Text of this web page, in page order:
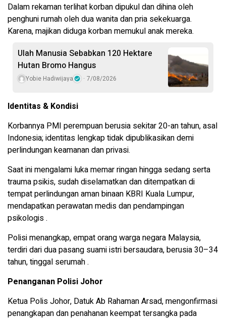
Dalam rekaman terlihat korban dipukul dan dihina oleh
penghuni rumah oleh dua wanita dan pria sekekuarga.
Karena, majikan diduga korban memukul anak mereka.
Ulah Manusia Sebabkan 120 Hektare
Hutan Bromo Hangus
Yobie Hadiwijaya 7/08/2026
Identitas & Kondisi
Korbannya PMI perempuan berusia sekitar 20-an tahun, asal
Indonesia; identitas lengkap tidak dipublikasikan demi
perlindungan keamanan dan privasi.
Saat ini mengalami luka memar ringan hingga sedang serta
trauma psikis, sudah diselamatkan dan ditempatkan di
tempat perlindungan aman binaan KBRI Kuala Lumpur,
mendapatkan perawatan medis dan pendampingan
psikologis .
Polisi menangkap, empat orang warga negara Malaysia,
terdiri dari dua pasang suami istri bersaudara, berusia 30–34
tahun, tinggal serumah .
Penanganan Polisi Johor
Ketua Polis Johor, Datuk Ab Rahaman Arsad, mengonfirmasi
penangkapan dan penahanan keempat tersangka pada